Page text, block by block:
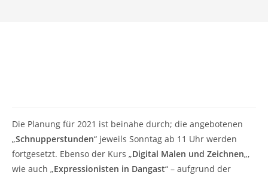
Die Planung für 2021 ist beinahe durch; die angebotenen
„Schnupperstunden“ jeweils Sonntag ab 11 Uhr werden
fortgesetzt. Ebenso der Kurs „Digital Malen und Zeichnen„,
wie auch „Expressionisten in Dangast“ – aufgrund der